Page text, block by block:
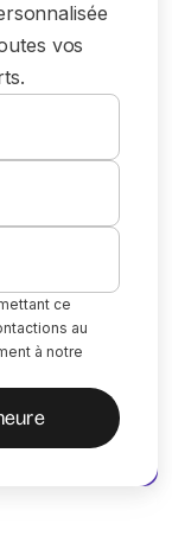
vos
ce
au
à notre